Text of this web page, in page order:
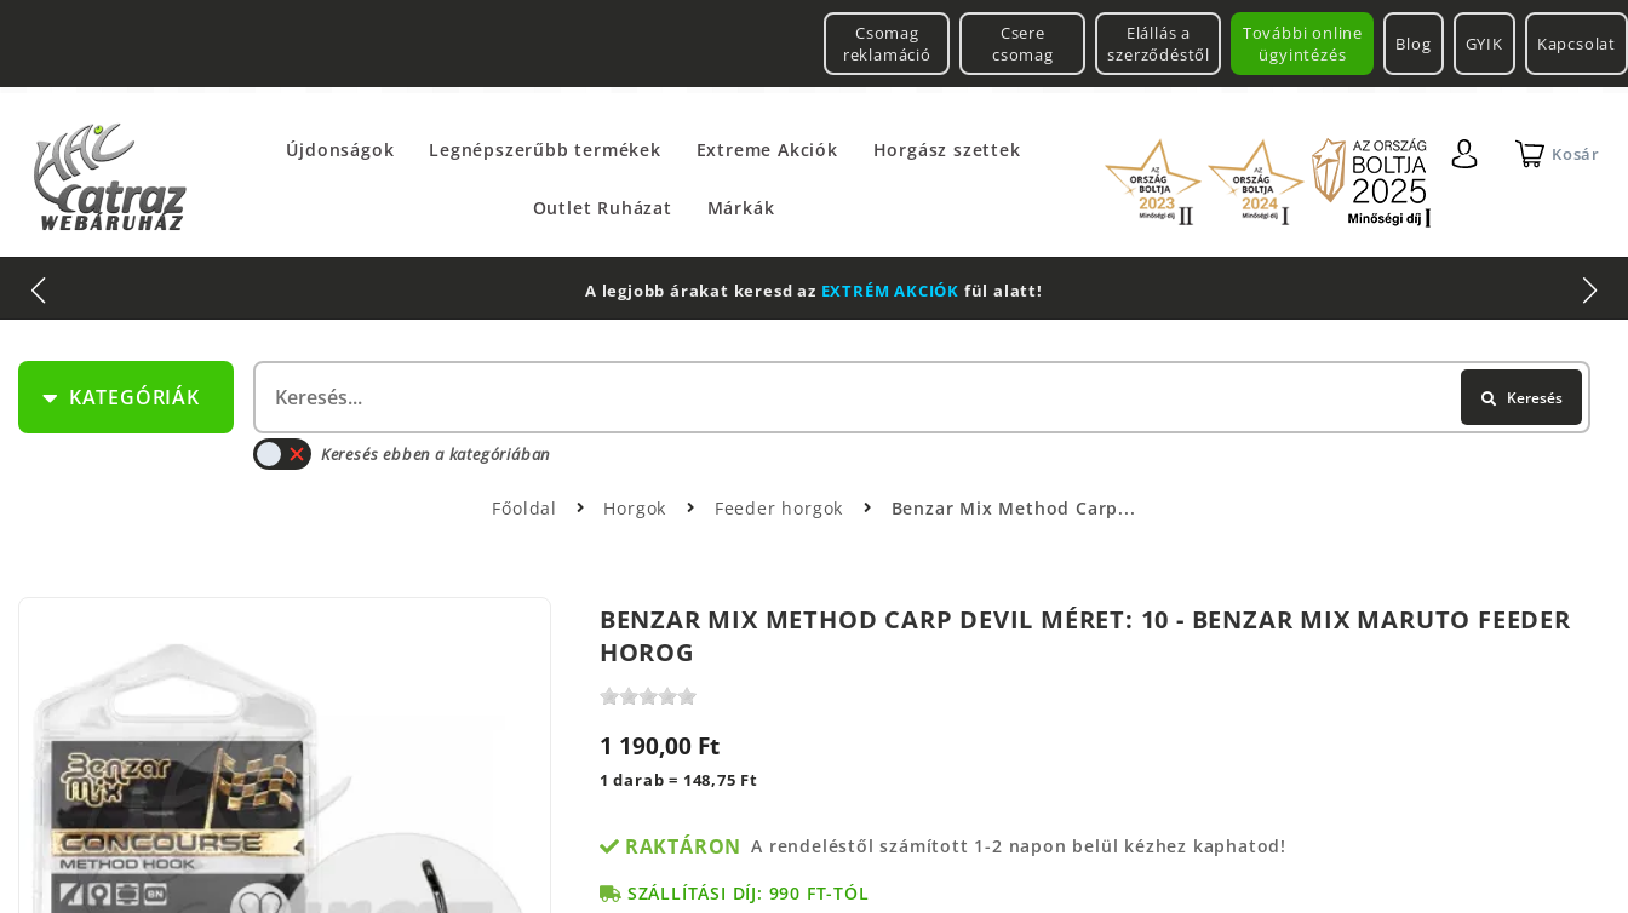
További online
ügyintézés
Csomag
reklamáció
Csere
csomag
Elállás a
szerződéstől
Blog GYIK Kapcsolat
Újdonságok Legnépszerűbb termékek Extreme Akciók Horgász szettek
Outlet Ruházat Márkák
Kosár
2 db Shimano Aero Technium +LeathermanMultitool
KATEGÓRIÁK Keresés
Keresés ebben a kategóriában
Főoldal Horgok Feeder horgok Benzar Mix Method Carp...
BENZAR MIX METHOD CARP DEVIL MÉRET: 10 - BENZAR MIX MARUTO FEEDER
HOROG
1 190,00 Ft
1 darab = 148,75 Ft
RAKTÁRON A rendeléstől számított 1-2 napon belül kézhez kaphatod!
SZÁLLÍTÁSI DÍJ: 990 FT-TÓL